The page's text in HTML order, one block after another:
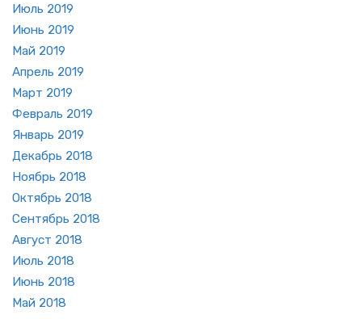
Июль 2019
Июнь 2019
Май 2019
Ап­рель 2019
Март 2019
Фев­раль 2019
Ян­варь 2019
Де­кабрь 2018
Но­ябрь 2018
Ок­тябрь 2018
Сен­тябрь 2018
Ав­густ 2018
Июль 2018
Июнь 2018
Май 2018